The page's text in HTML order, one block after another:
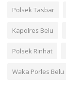
Polsek Tasbar
Kapolres Belu
Polsek Rinhat
Waka Porles Belu